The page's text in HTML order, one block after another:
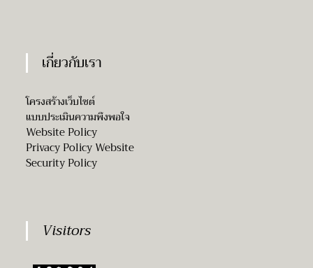
เกี่ยวกับเรา
โครงสร้างเว็บไซต์
แบบประเมินความพึงพอใจ
Website Policy
Privacy Policy Website
Security Policy
Visitors